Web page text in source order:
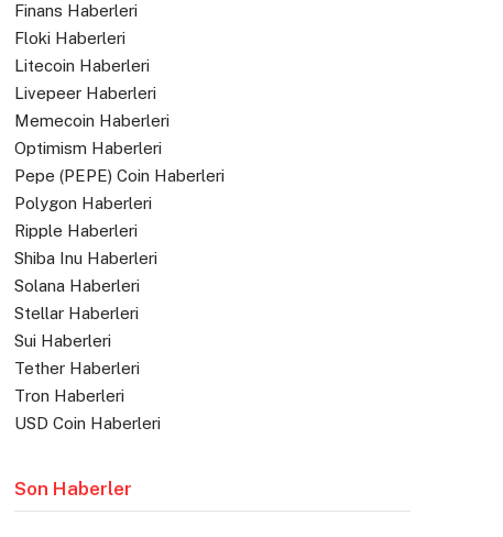
Finans Haberleri
Floki Haberleri
Litecoin Haberleri
Livepeer Haberleri
Memecoin Haberleri
Optimism Haberleri
Pepe (PEPE) Coin Haberleri
Polygon Haberleri
Ripple Haberleri
Shiba Inu Haberleri
Solana Haberleri
Stellar Haberleri
Sui Haberleri
Tether Haberleri
Tron Haberleri
USD Coin Haberleri
Son Haberler